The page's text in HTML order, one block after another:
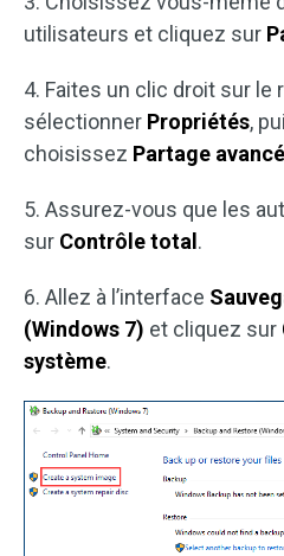
utilisateurs et cliquez sur
4. Faites un clic droit sur le
sélectionner Propriétés,
choisissez Partage avancé
5. Assurez-vous que les
sur Contrôle total .
6. Allez à l’interface
(Windows 7) et cliquez sur
système.